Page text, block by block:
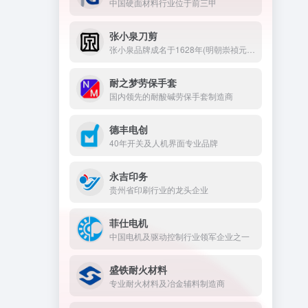
张小泉刀剪
耐之梦劳保手套
国内领先的耐酸碱劳保手套制造商
德丰电创
40年开关及人机界面专业品牌
永吉印务
贵州省印刷行业的龙头企业
菲仕电机
中国电机及驱动控制行业领军企业之一
盛铁耐火材料
专业耐火材料及冶金辅料制造商